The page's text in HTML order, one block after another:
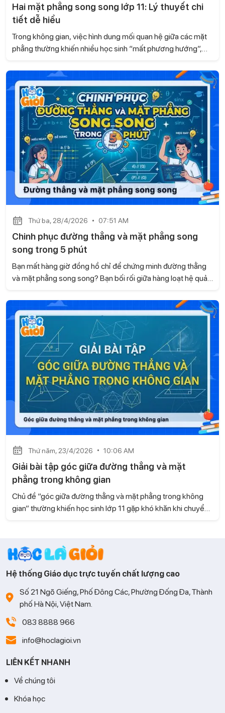
Hai mặt phẳng song song lớp 11: Lý thuyết chi
tiết dễ hiểu
Trong không gian, việc hình dung mối quan hệ giữa các mặt
phẳng thường khiến nhiều học sinh “mất phương hướng”,
kiến thức sách Kết nối tri thức và cuộc sống, Gia sư Học là
Giỏi mang đến cho bạn một cách tiếp cận mới mẻ, giúp bạn
hiểu rõ bản chất của hai mặt phẳng song song thay, từ đó
học nhanh hơn và vận dụng chính xác hơn trong từng dạng
bài.
Thứ ba, 28/4/2026 07:51 AM
Chinh phục đường thẳng và mặt phẳng song
song trong 5 phút
Bạn mất hàng giờ đồng hồ chỉ để chứng minh đường thẳng
và mặt phẳng song song? Bạn bối rối giữa hàng loạt hệ quả
Giỏi sẽ cùng bạn tối ưu hóa kiến thức, mẹo nhận diện và
hướng dẫn chi tiết cách xử lý bài tập liên quan.
Thứ năm, 23/4/2026 10:06 AM
Giải bài tập góc giữa đường thẳng và mặt
phẳng trong không gian
Chủ đề “góc giữa đường thẳng và mặt phẳng trong không
gian” thường khiến học sinh lớp 11 gặp khó khăn khi chuyển
giải giúp bạn tiếp cận dạng toán này một cách hiệu quả nhé!
Hệ thống Giáo dục trực tuyến chất lượng cao
Số 21 Ngõ Giếng, Phố Đông Các, Phường Đống Đa, Thành
phố Hà Nội, Việt Nam.
083 8888 966
info@hoclagioi.vn
LIÊN KẾT NHANH
Về chúng tôi
Khóa học